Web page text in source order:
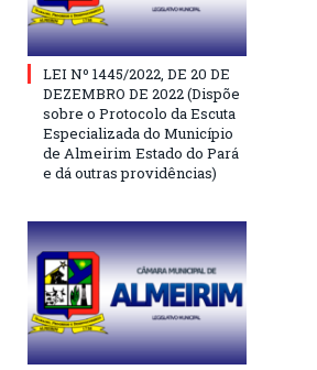
LEI Nº 1445/2022, DE 20 DE
DEZEMBRO DE 2022 (Dispõe
sobre o Protocolo da Escuta
Especializada do Município
de Almeirim Estado do Pará
e dá outras providências)